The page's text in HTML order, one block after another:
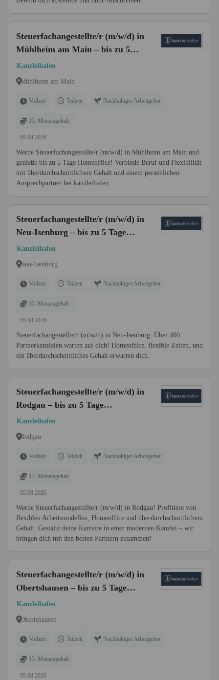
Steuerfachangestellte/r (m/w/d) in
Mühlheim am Main – bis zu 5
Tage Homeoffice
Kanzleihafen
Mühlheim am Main
Vollzeit Teilzeit Nachhaltiger Arbeitgeber
13. Monatsgehalt
05.08.2026
Werde Steuerfachangestellte/r (m/w/d) in Mühlheim am Main und
genieße bis zu 5 Tage Homeoffice! Verbinde Beruf und Flexibilität
mit überdurchschnittlichem Gehalt und einem persönlichen
Ansprechpartner bei kanzleihafen.
Steuerfachangestellte/r (m/w/d) in
Neu-Isenburg – bis zu 5 Tage
Homeoffice
Kanzleihafen
Neu-Isenburg
Vollzeit Teilzeit Nachhaltiger Arbeitgeber
13. Monatsgehalt
05.08.2026
Steuerfachangestellte/r (m/w/d) in Neu-Isenburg: Über 400
Partnerkanzleien warten auf dich! Homeoffice, flexible Zeiten, und
ein überdurchschnittliches Gehalt erwarten dich.
Steuerfachangestellte/r (m/w/d) in
Rodgau – bis zu 5 Tage
Homeoffice
Kanzleihafen
Rodgau
Vollzeit Teilzeit Nachhaltiger Arbeitgeber
13. Monatsgehalt
05.08.2026
Werde Steuerfachangestellte/r (m/w/d) in Rodgau! Profitiere von
flexiblen Arbeitsmodellen, Homeoffice und überdurchschnittlichem
Gehalt. Gestalte deine Karriere in einer modernen Kanzlei – wir
bringen dich mit den besten Partnern zusammen!
Steuerfachangestellte/r (m/w/d) in
Obertshausen – bis zu 5 Tage
Homeoffice
Kanzleihafen
Obertshausen
Vollzeit Teilzeit Nachhaltiger Arbeitgeber
13. Monatsgehalt
05.08.2026